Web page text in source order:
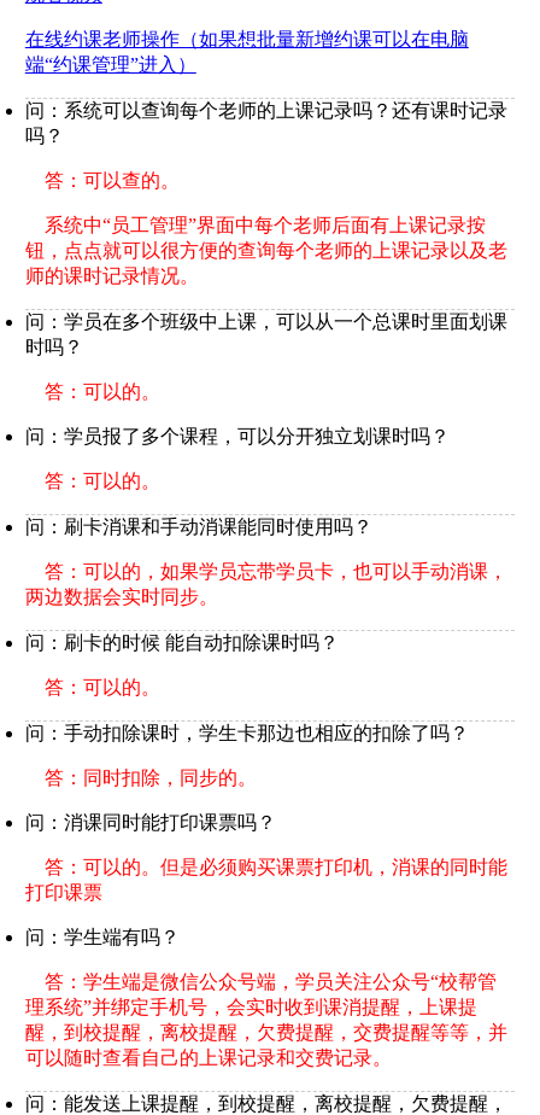
在线约课老师操作（如果想批量新增约课可以在电脑
端“约课管理”进入）
问：系统可以查询每个老师的上课记录吗？还有课时记录
吗？
答：可以查的。
系统中“员工管理”界面中每个老师后面有上课记录按
钮，点点就可以很方便的查询每个老师的上课记录以及老
师的课时记录情况。
问：学员在多个班级中上课，可以从一个总课时里面划课
时吗？
答：可以的。
问：学员报了多个课程，可以分开独立划课时吗？
答：可以的。
问：刷卡消课和手动消课能同时使用吗？
答：可以的，如果学员忘带学员卡，也可以手动消课，
两边数据会实时同步。
问：刷卡的时候 能自动扣除课时吗？
答：可以的。
问：手动扣除课时，学生卡那边也相应的扣除了吗？
答：同时扣除，同步的。
问：消课同时能打印课票吗？
答：可以的。但是必须购买课票打印机，消课的同时能
打印课票
问：学生端有吗？
答：学生端是微信公众号端，学员关注公众号“校帮管
理系统”并绑定手机号，会实时收到课消提醒，上课提
醒，到校提醒，离校提醒，欠费提醒，交费提醒等等，并
可以随时查看自己的上课记录和交费记录。
问：能发送上课提醒，到校提醒，离校提醒，欠费提醒，